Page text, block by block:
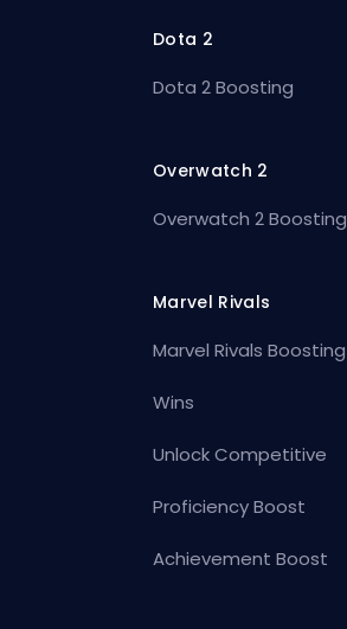
Dota 2
Dota 2 Boosting
Overwatch 2
Overwatch 2 Boosting
Marvel Rivals
Marvel Rivals Boosting
Wins
Unlock Competitive
Proficiency Boost
Achievement Boost